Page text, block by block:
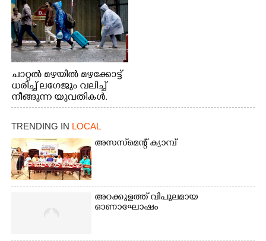
ചാറ്റൽ മഴയിൽ മഴക്കോട്ട്
ധരിച്ച് ലഗേജും വലിച്ച്
നീങ്ങുന്ന യുവതികൾ.
എറണാകുളം മേനകയിൽ
നിന്നുള്ള കാഴ്ച
TRENDING IN LOCAL
അസസ്‌മെന്റ് ക്യാമ്പ്
അറക്കുളത്ത് വിപുലമായ
ഓണാഘോഷം